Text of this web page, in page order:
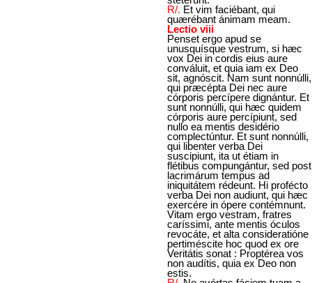
R/. Et vim faciébant, qui
quærébant ánimam meam.
Lectio viii
Penset ergo apud se
unusquísque vestrum, si hæc
vox Dei in cordis eius aure
conváluit, et quia iam ex Deo
sit, agnóscit. Nam sunt nonnúlli,
qui præcépta Dei nec aure
córporis percípere dignántur. Et
sunt nonnúlli, qui hæc quidem
córporis aure percípiunt, sed
nullo ea mentis desidério
complectúntur. Et sunt nonnúlli,
qui libenter verba Dei
suscipiunt, ita ut étiam in
flétibus compungántur, sed post
lacrimárum tempus ad
iniquitátem rédeunt. Hi profécto
verba Dei non audiunt, qui hæc
exercére in ópere contémnunt.
Vitam ergo vestram, fratres
caríssimi, ante mentis óculos
revocáte, et alta consideratióne
pertiméscite hoc quod ex ore
Veritátis sonat : Proptérea vos
non audítis, quia ex Deo non
estis.